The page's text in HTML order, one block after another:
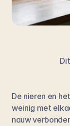
De nieren en
weinig met
nauw